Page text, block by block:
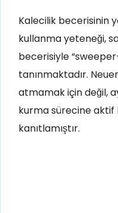
Kalecilik becerisinin
kullanma yeteneği,
becerisiyle
tanınmaktadır.
atmamak için değil,
kurma sürecine aktif
kanıtlamıştır.